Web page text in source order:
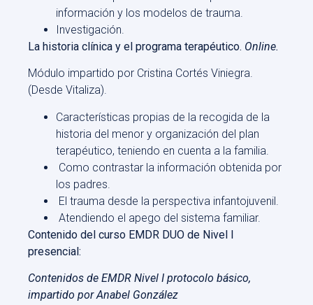
información y los modelos de trauma.
Investigación.
La historia clínica y el programa terapéutico. Online.
Módulo impartido por Cristina Cortés Viniegra.
(Desde Vitaliza).
Características propias de la recogida de la
historia del menor y organización del plan
terapéutico, teniendo en cuenta a la familia.
Como contrastar la información obtenida por
los padres.
El trauma desde la perspectiva infantojuvenil.
Atendiendo el apego del sistema familiar.
Contenido del curso EMDR DUO de Nivel I
presencial:
Contenidos de EMDR Nivel I protocolo básico,
impartido por Anabel González